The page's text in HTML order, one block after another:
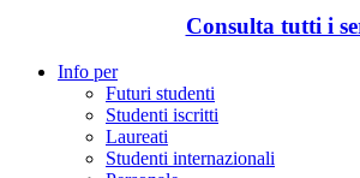
Consulta tutti i
Info per
Futuri studenti
Studenti iscritti
Laureati
Studenti internazionali